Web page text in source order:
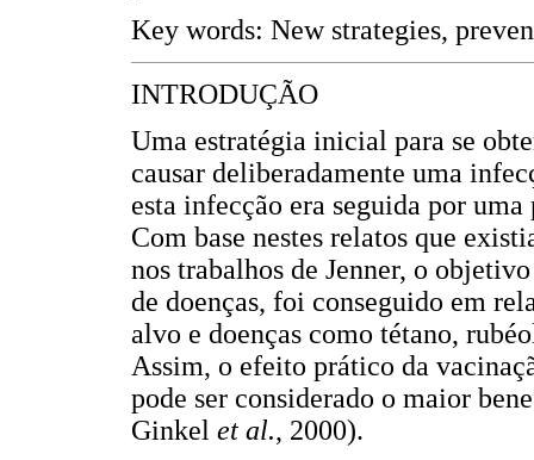
Key words: New strategies,
INTRODUÇÃO
Uma estratégia inicial para se
causar deliberadamente uma
esta infecção era seguida por
Com base nestes relatos que
nos trabalhos de Jenner, o
de doenças, foi conseguido em
alvo e doenças como tétano,
Assim, o efeito prático da
pode ser considerado o maior
Ginkel et al., 2000).